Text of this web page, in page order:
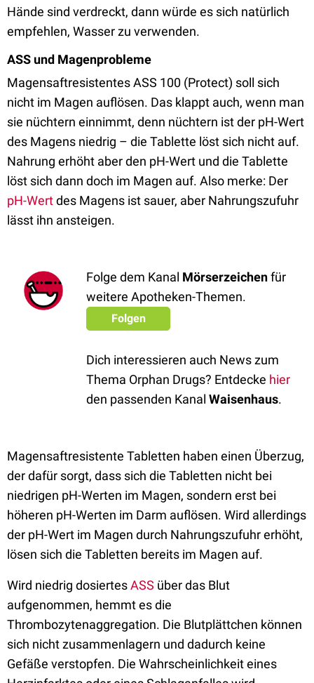
Hände sind verdreckt, dann würde es sich natürlich
empfehlen, Wasser zu verwenden.
ASS und Magenprobleme
Magensaftresistentes ASS 100 (Protect) soll sich
nicht im Magen auflösen. Das klappt auch, wenn man
sie nüchtern einnimmt, denn nüchtern ist der pH-Wert
des Magens niedrig – die Tablette löst sich nicht auf.
Nahrung erhöht aber den pH-Wert und die Tablette
löst sich dann doch im Magen auf. Also merke: Der
pH-Wertdes Magens ist sauer, aber Nahrungszufuhr
lässt ihn ansteigen.
Folge dem Kanal Mörserzeichenfür
weitere Apotheken-Themen.
Folgen
Dich interessieren auch News zum
Thema Orphan Drugs? Entdecke hier
den passenden Kanal Waisenhaus.
Magensaftresistente Tabletten haben einen Überzug,
der dafür sorgt, dass sich die Tabletten nicht bei
niedrigen pH-Werten im Magen, sondern erst bei
höheren pH-Werten im Darm auflösen. Wird allerdings
der pH-Wert im Magen durch Nahrungszufuhr erhöht,
lösen sich die Tabletten bereits im Magen auf.
Wird niedrig dosiertesASS über das Blut
aufgenommen, hemmt es die
Thrombozytenaggregation. Die Blutplättchen können
sich nicht zusammenlagern und dadurch keine
Gefäße verstopfen. Die Wahrscheinlichkeit eines